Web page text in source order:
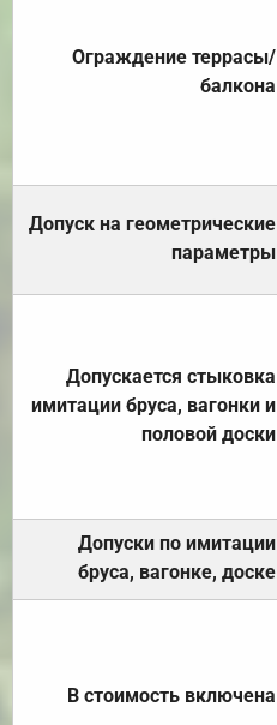
Ограждение террасы/
балкона
Допуск на геометрические
параметры
Допускается стыковка
имитации бруса, вагонки и
половой доски
Допуски по имитации
бруса, вагонке, доске
В стоимость включена